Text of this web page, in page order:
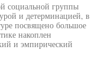
социальной группы
и детерминацией, в
посвящено большое
накоплен
и эмпирический